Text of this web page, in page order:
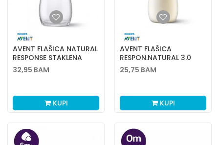
AVENT FLAŠICA NATURAL
RESPONSE STAKLENA
240ML 0772
32,95 BAM
KUPI
AVENT FLAŠICA
RESPON.NATURAL 3.0
330ML SCY906/01
25,75 BAM
KUPI